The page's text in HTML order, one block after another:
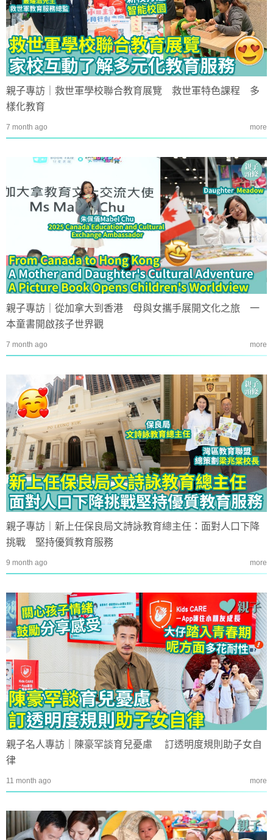
親子專訪｜救世軍學校聯合教育展覽 救世軍特色課程 多
樣化教育
7 month ago more
親子專訪｜從加拿大到香港 母與女攜手展開文化之旅 一
本童書開啟孩子世界觀
7 month ago more
親子專訪｜新上任保良局文詩詠教育總主任：面對人口下降
挑戰 堅持優質教育服務
9 month ago more
親子名人專訪｜陳豪罕談育兒憂慮 訂透明度規則助子女自
律
11 month ago more